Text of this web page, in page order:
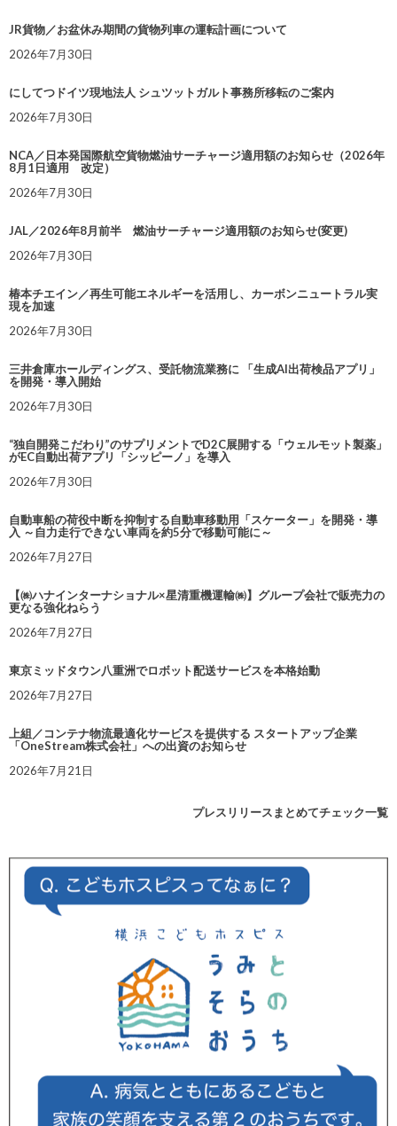
JR貨物／お盆休み期間の貨物列車の運転計画について
2026年7月30日
にしてつドイツ現地法人 シュツットガルト事務所移転のご案内
2026年7月30日
NCA／日本発国際航空貨物燃油サーチャージ適用額のお知らせ（2026年
8月1日適用 改定）
2026年7月30日
JAL／2026年8月前半 燃油サーチャージ適用額のお知らせ(変更)
2026年7月30日
椿本チエイン／再生可能エネルギーを活用し、カーボンニュートラル実
現を加速
2026年7月30日
三井倉庫ホールディングス、受託物流業務に 「生成AI出荷検品アプリ」
を開発・導入開始
2026年7月30日
“独自開発こだわり”のサプリメントでD2C展開する「ウェルモット製薬」
がEC自動出荷アプリ「シッピーノ」を導入
2026年7月30日
自動車船の荷役中断を抑制する自動車移動用「スケーター」を開発・導
入 ～自力走行できない車両を約5分で移動可能に～
2026年7月27日
【㈱ハナインターナショナル×星清重機運輸㈱】グループ会社で販売力の
更なる強化ねらう
2026年7月27日
東京ミッドタウン八重洲でロボット配送サービスを本格始動
2026年7月27日
上組／コンテナ物流最適化サービスを提供する スタートアップ企業
「OneStream株式会社」への出資のお知らせ
2026年7月21日
プレスリリースまとめてチェック一覧